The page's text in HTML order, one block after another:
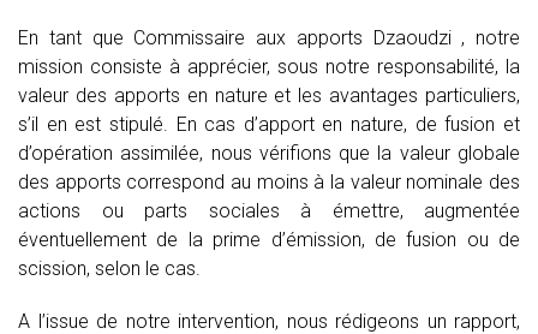
En tant que Commissaire aux apports Dzaoudzi , notre
mission consiste à apprécier, sous notre responsabilité, la
valeur des apports en nature et les avantages particuliers,
s’il en est stipulé. En cas d’apport en nature, de fusion et
d’opération assimilée, nous vérifions que la valeur globale
des apports correspond au moins à la valeur nominale des
actions ou parts sociales à émettre, augmentée
éventuellement de la prime d’émission, de fusion ou de
scission, selon le cas.
A l’issue de notre intervention, nous rédigeons un rapport,